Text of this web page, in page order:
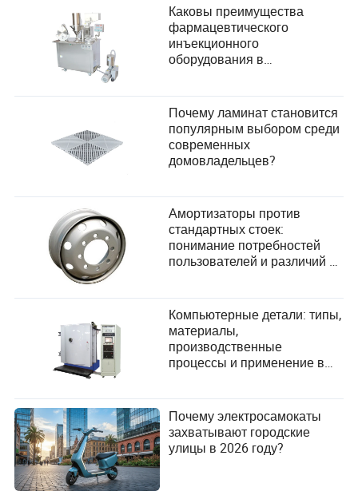
Каковы преимущества
фармацевтического
инъекционного
оборудования в
здравоохранения?
Почему ламинат становится
популярным выбором среди
современных
домовладельцев?
Амортизаторы против
стандартных стоек:
понимание потребностей
пользователей и различий в
Компьютерные детали: типы,
материалы,
производственные
процессы и применение в
Почему электросамокаты
захватывают городские
улицы в 2026 году?